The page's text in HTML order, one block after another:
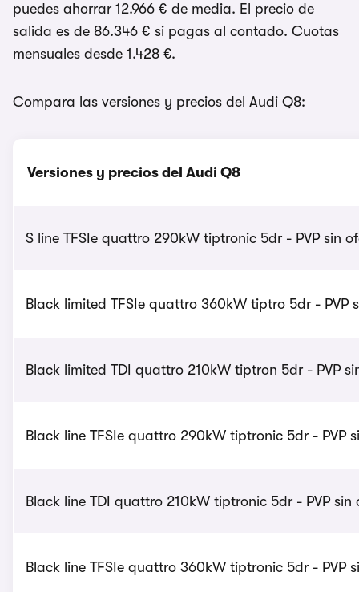
puedes ahorrar 12.966 € de media. El precio de
salida es de 86.346 € si pagas al contado. Cuotas
mensuales desde 1.428 €.
Compara las versiones y precios del Audi Q8:
Versiones y precios del Audi Q8
S line TFSIe quattro 290kW tiptronic 5dr - PVP sin
Black limited TFSIe quattro 360kW tiptro 5dr - PVP
Black limited TDI quattro 210kW tiptron 5dr - PVP
Black line TFSIe quattro 290kW tiptronic 5dr - PVP
Black line TDI quattro 210kW tiptronic 5dr - PVP
Black line TFSIe quattro 360kW tiptronic 5dr - PVP